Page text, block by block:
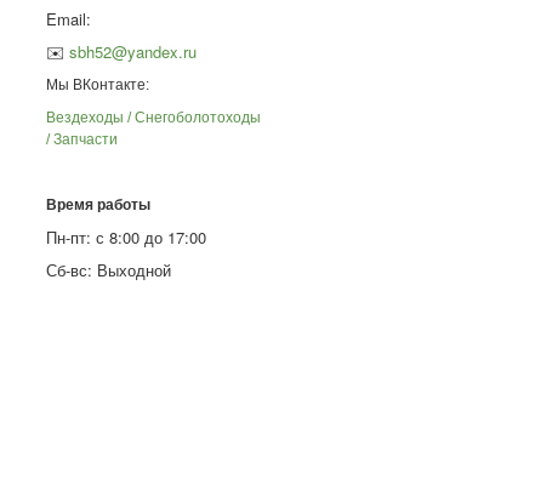
Email:
✉️ sbh52@yandex.ru
Мы ВКонтакте:
Вездеходы / Снегоболотоходы
/ Запчасти
Время работы
Пн-пт: с 8:00 до 17:00
Сб-вс: Выходной